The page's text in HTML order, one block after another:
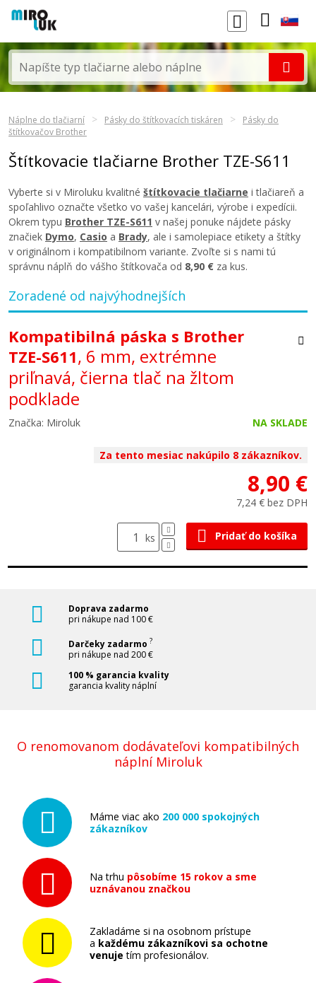
Náplne do tlačiarní Pásky do štítkovacích tiskáren
Pásky do
štítkovačov Brother
Štítkovacie tlačiarne Brother TZE-S611
Vyberte si v Miroluku kvalitné štítkovacie tlačiarne i tlačiareň a
spoľahlivo označte všetko vo vašej kancelári, výrobe i expedícii.
Okrem typu Brother TZE-S611 v našej ponuke nájdete pásky
značiek Dymo, Casio a Brady, ale i samolepiace etikety a štítky
v originálnom i kompatibilnom variante. Zvoľte si s nami tú
správnu náplň do vášho štítkovača od 8,90 € za kus.
Zoradené od najvýhodnejších
Kompatibilná páska s Brother
TZE-S611, 6 mm, extrémne
priľnavá, čierna tlač na žltom
podklade
Značka: Miroluk NA SKLADE
Za tento mesiac nakúpilo 8 zákazníkov.
8,90 €
7,24 € bez DPH
ks Pridať do košíka
Doprava zadarmo
pri nákupe nad 100 €
Darčeky zadarmo ?
pri nákupe nad 200 €
100 % garancia kvality
garancia kvality náplní
O renomovanom dodávateľovi kompatibilných
náplní Miroluk
Máme viac ako 200 000 spokojných
zákazníkov
Na trhu pôsobíme 15 rokov a sme
uznávanou značkou
Zakladáme si na osobnom prístupe
a každému zákazníkovi sa ochotne
venuje tím profesionálov.